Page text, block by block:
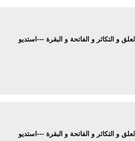
و التكاثر و الفاتحة و البقرة ---استديو
و التكاثر و الفاتحة و البقرة ---استديو